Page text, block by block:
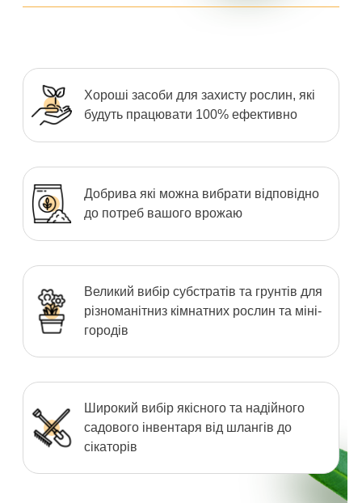
Хороші засоби для захисту рослин, які
будуть працювати 100% ефективно
Добрива які можна вибрати відповідно
до потреб вашого врожаю
Великий вибір субстратів та грунтів для
різноманітниз кімнатних рослин та міні-
городів
Широкий вибір якісного та надійного
садового інвентаря від шлангів до
сікаторів